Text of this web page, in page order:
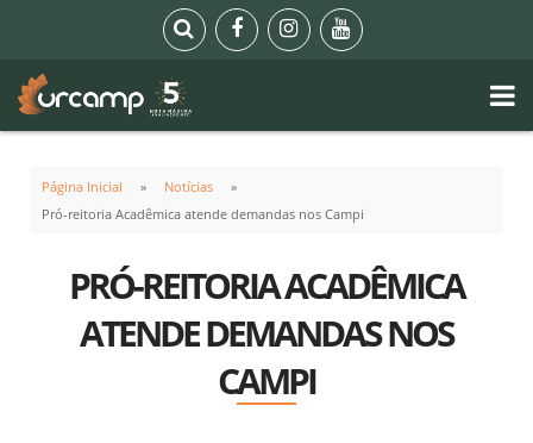
Página Inicial
Notícias
Pró-reitoria Acadêmica atende demandas nos Campi
PRÓ-REITORIA ACADÊMICA
ATENDE DEMANDAS NOS
CAMPI